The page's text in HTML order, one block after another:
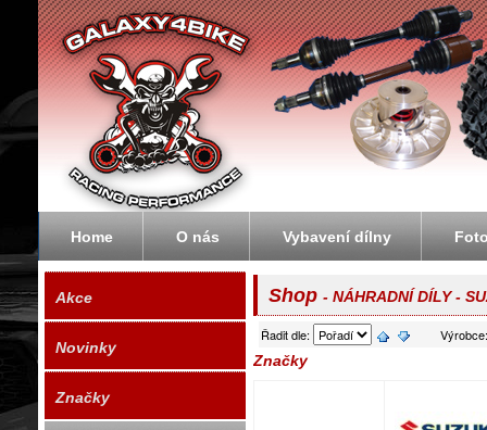
Galaxybike.cz - motorky, čtyřkolky,
Shop - NÁHRADNÍ DÍLY -
Řadit dle:
Značky
Akce
Novinky
Značky
Home O nás Vybavení dílny